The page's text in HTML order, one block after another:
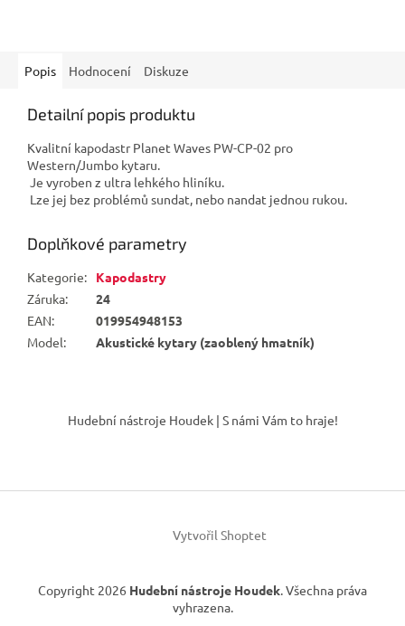
Popis Hodnocení Diskuze
Detailní popis produktu
Kvalitní kapodastr Planet Waves PW-CP-02 pro
Western/Jumbo kytaru.
Je vyroben z ultra lehkého hliníku.
Lze jej bez problémů sundat, nebo nandat jednou rukou.
Doplňkové parametry
Kategorie:
Kapodastry
Záruka:
24
EAN:
019954948153
Model: Akustické kytary (zaoblený hmatník)
í
Hudební nástroje Houdek | S námi Vám to hraje!
Vytvořil Shoptet
Copyright 2026 Hudební nástroje Houdek. Všechna práva
vyhrazena.